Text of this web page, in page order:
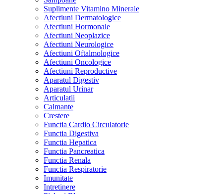
Suplimente Vitamino Minerale
Afectiuni Dermatologice
Afectiuni Hormonale
Afectiuni Neoplazice
Afectiuni Neurologice
Afectiuni Oftalmologice
Afectiuni Oncologice
Afectiuni Reproductive
Aparatul Digestiv
Aparatul Urinar
Articulatii
Calmante
Crestere
Functia Cardio Circulatorie
Functia Digestiva
Functia Hepatica
Functia Pancreatica
Functia Renala
Functia Respiratorie
Imunitate
Intretinere